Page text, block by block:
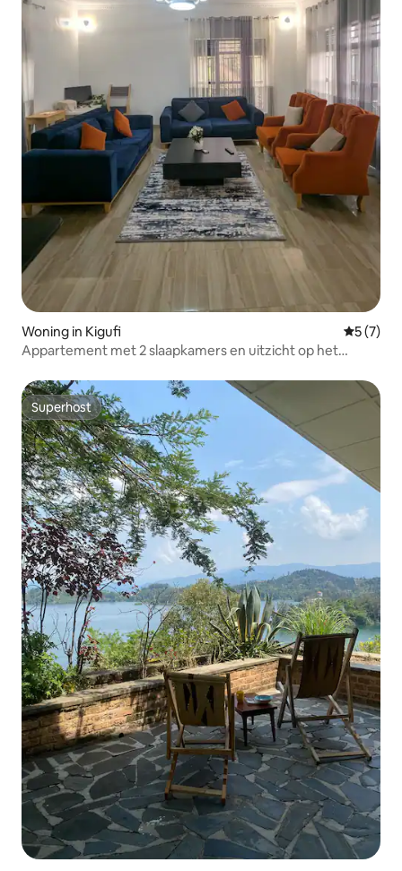
Woning in Kigufi
5 (7)
Appartement met 2 slaapkamers en uitzicht op het
Superhost
Superhost